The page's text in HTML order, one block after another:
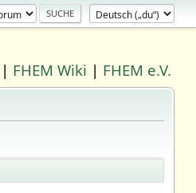
FHEM Wiki | FHEM e.V.